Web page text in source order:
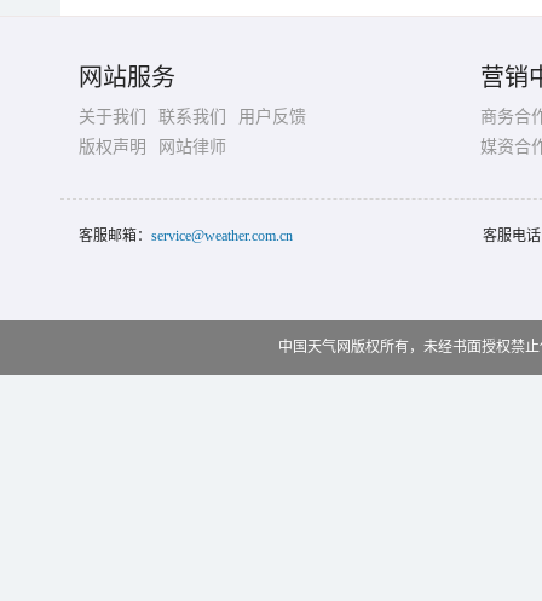
网站服务
关于我们 联系我们
用户反馈
版权声明
网站律师
营销
商务合
媒资合
客服邮箱： service@weather.com.cn 客服电
中国天气网版权所有，未经书面授权